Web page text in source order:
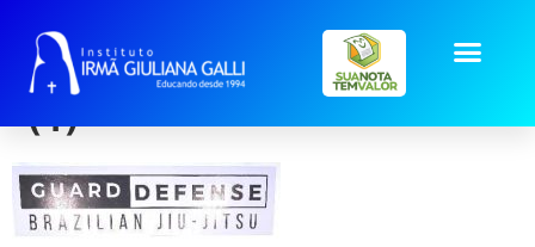
post-ita_Dafne Luiza
(1)